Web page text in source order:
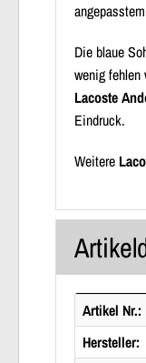
Die blaue
wenig
Lacoste
Eindruck.
Weitere
Artikel Nr.:
Hersteller: